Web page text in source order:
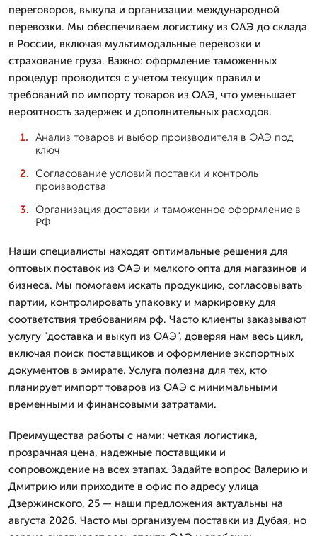
переговоров, выкупа и организации международной
перевозки. Мы обеспечиваем логистику из ОАЭ до склада
в России, включая мультимодальные перевозки и
страхование груза. Важно: оформление таможенных
процедур проводится с учетом текущих правил и
требований по импорту товаров из ОАЭ, что уменьшает
вероятность задержек и дополнительных расходов.
Анализ товаров и выбор производителя в ОАЭ под
ключ
Согласование условий поставки и контроль
производства
Организация доставки и таможенное оформление в
РФ
Наши специалисты находят оптимальные решения для
оптовых поставок из ОАЭ и мелкого опта для магазинов и
бизнеса. Мы помогаем искать продукцию, согласовывать
партии, контролировать упаковку и маркировку для
соответствия требованиям рф. Часто клиенты заказывают
услугу "доставка и выкуп из ОАЭ", доверяя нам весь цикл,
включая поиск поставщиков и оформление экспортных
документов в эмирате. Услуга полезна для тех, кто
планирует импорт товаров из ОАЭ с минимальными
временными и финансовыми затратами.
Преимущества работы с нами: четкая логистика,
прозрачная цена, надежные поставщики и
сопровождение на всех этапах. Задайте вопрос Валерию и
Дмитрию или приходите в офис по адресу улица
Дзержинского, 25 — наши предложения актуальны на
августа 2026. Часто мы организуем поставки из Дубая, но